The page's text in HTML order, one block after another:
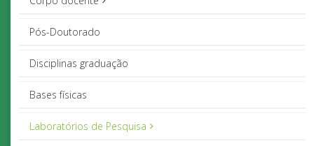
Pós-Doutorado
Disciplinas graduação
Bases físicas
Laboratórios de Pesquisa